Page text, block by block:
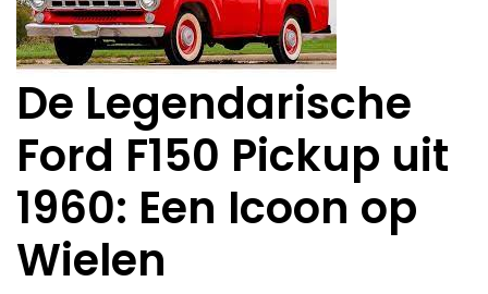
De Legendarische
Ford F150 Pickup uit
1960: Een Icoon op
Wielen